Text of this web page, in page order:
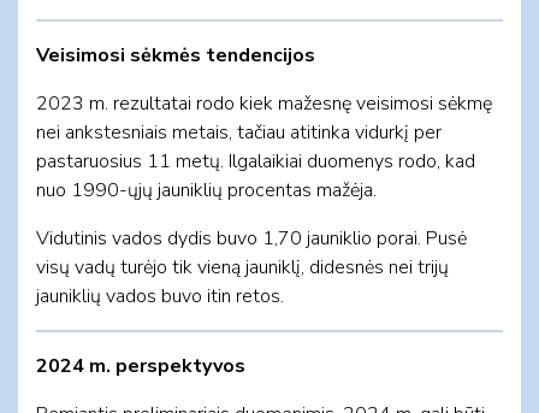
Veisimosi sėkmės tendencijos
2023 m. rezultatai rodo kiek mažesnę veisimosi sėkmę
nei ankstesniais metais, tačiau atitinka vidurkį per
pastaruosius 11 metų. Ilgalaikiai duomenys rodo, kad
nuo 1990-ųjų jauniklių procentas mažėja.
Vidutinis vados dydis buvo 1,70 jauniklio porai. Pusė
visų vadų turėjo tik vieną jauniklį, didesnės nei trijų
jauniklių vados buvo itin retos.
2024 m. perspektyvos